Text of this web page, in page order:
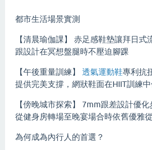
都市生活場景實測
【清晨瑜伽課】 赤足感鞋墊讓拜日式
跟設計在冥想盤腿時不壓迫腳踝
【午後重量訓練】 透氣運動鞋專利抗
提供完美支撐，網狀鞋面在HIIT訓練
【傍晚城市探索】 7mm跟差設計優
從健身房轉場至晚宴場合時依舊優雅
為何成為內行人的首選？